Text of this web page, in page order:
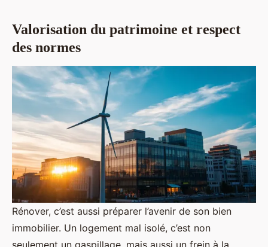
Valorisation du patrimoine et respect
des normes
Rénover, c’est aussi préparer l’avenir de son bien
immobilier. Un logement mal isolé, c’est non
seulement un gaspillage, mais aussi un frein à la